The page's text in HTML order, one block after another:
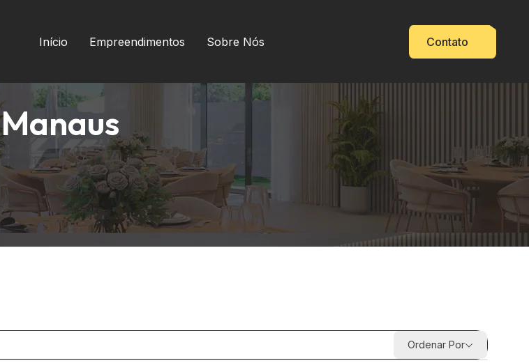
Início Empreendimentos Sobre Nós Contato
Manaus
Ordenar Por